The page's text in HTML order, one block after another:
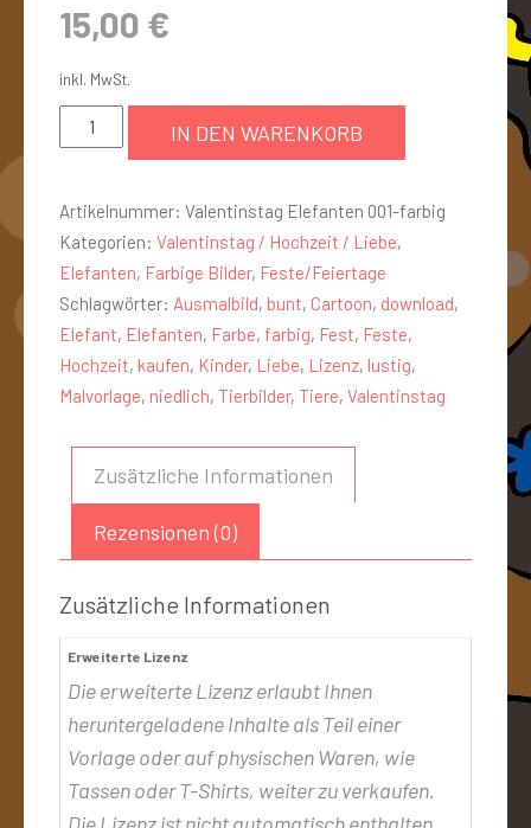
15,00 €
inkl. MwSt.
IN DEN WARENKORB
Artikelnummer: Valentinstag Elefanten 001-farbig
Kategorien: Valentinstag / Hochzeit / Liebe,
Elefanten, Farbige Bilder, Feste/Feiertage
Schlagwörter: Ausmalbild, bunt, Cartoon, download,
Elefant, Elefanten, Farbe, farbig, Fest, Feste,
Hochzeit, kaufen, Kinder, Liebe, Lizenz, lustig,
Malvorlage, niedlich, Tierbilder, Tiere, Valentinstag
Zusätzliche Informationen
Rezensionen (0)
Zusätzliche Informationen
Erweiterte Lizenz
Die erweiterte Lizenz erlaubt Ihnen
heruntergeladene Inhalte als Teil einer
Vorlage oder auf physischen Waren, wie
Tassen oder T-Shirts, weiter zu verkaufen.